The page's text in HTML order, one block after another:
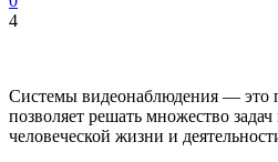
4
Системы видеонаблюдения — это
позволяет решать множество
человеческой жизни и